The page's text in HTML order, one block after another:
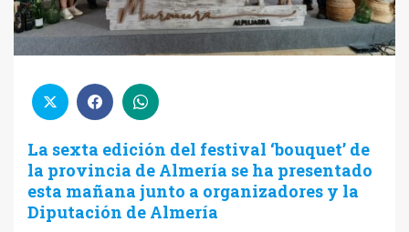
La sexta edición del festival ‘bouquet’ de
la provincia de Almería se ha presentado
esta mañana junto a organizadores y la
Diputación de Almería